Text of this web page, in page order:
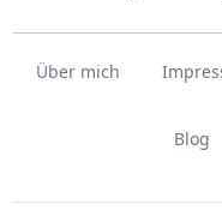
Über mich
Blog